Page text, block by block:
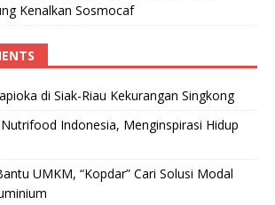
Kenalkan Sosmocaf
di Siak-Riau Kekurangan Singkong
Indonesia, Menginspirasi Hidup
UMKM, “Kopdar” Cari Solusi Modal